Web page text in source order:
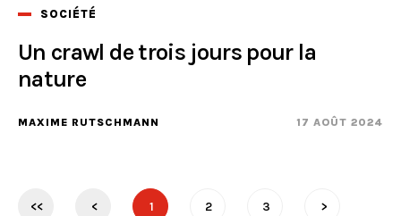
SOCIÉTÉ
Un crawl de trois jours pour la
nature
MAXIME RUTSCHMANN 17 AOÛT 2024
<< < 1 2 3 >